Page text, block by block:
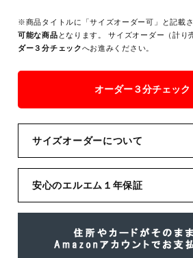
※商品タイトルに「サイズオーダー可」と記載
可能な商品 となります。 サイズオーダー（計り
ダー３分チェックへお進みください。
オーダー３分チェック
サイズオーダーについて
安心のエルエム１年保証